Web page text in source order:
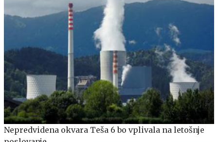
Nepredvidena okvara Teša 6 bo vplivala na letošnje